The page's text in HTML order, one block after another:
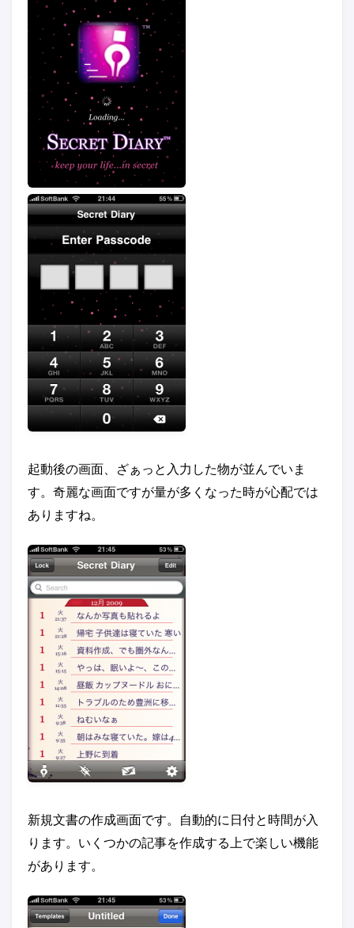
起動後の画面、ざぁっと入力した物が並んでいま
す。奇麗な画面ですが量が多くなった時が心配では
ありますね。
新規文書の作成画面です。自動的に日付と時間が入
ります。いくつかの記事を作成する上で楽しい機能
があります。